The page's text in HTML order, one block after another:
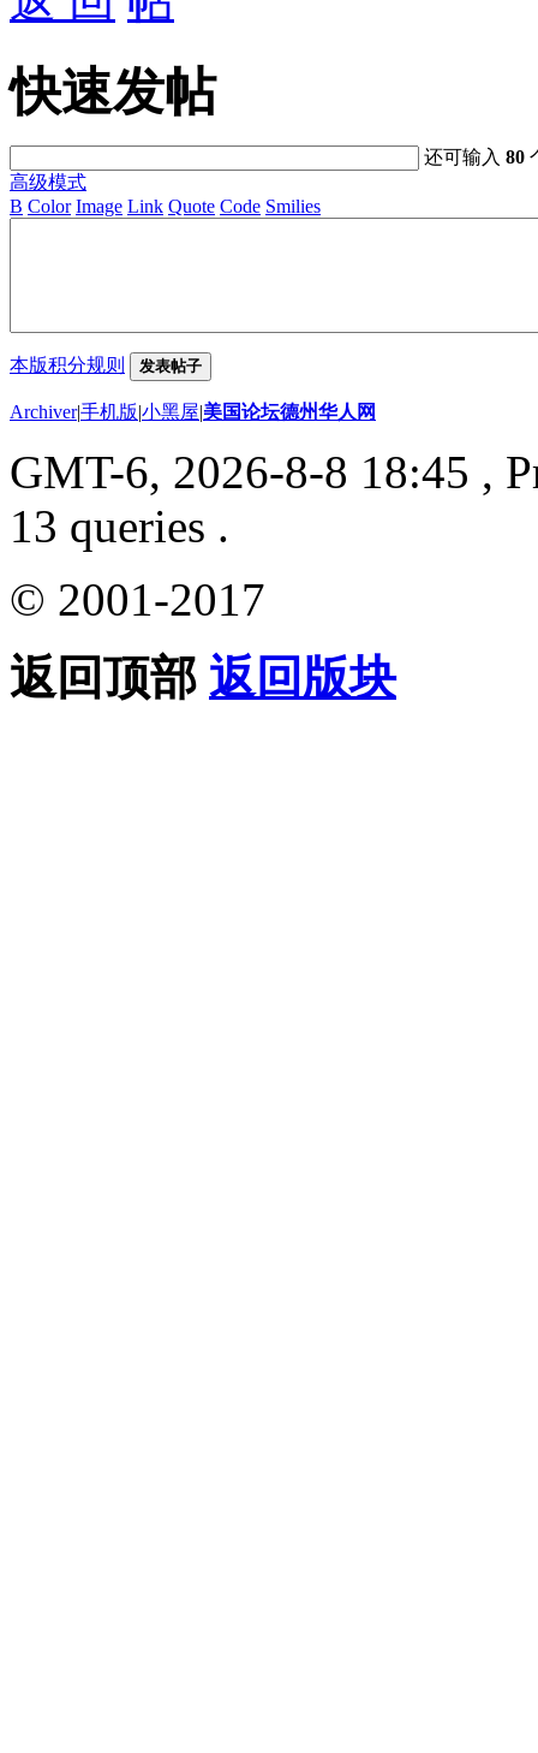
快速发帖
还可输入80
高级模式
B Color Image Link Quote Code Smilies
本版积分规则 发表帖子
Archiver|手机版|小黑屋|美国论坛德州华人网
GMT-6, 2026-8-8 18:45 ,
13 queries .
© 2001-2017
返回顶部 返回版块